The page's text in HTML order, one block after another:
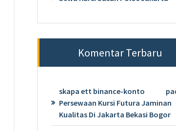
Komentar Terbaru
skapa ett binance-konto
Persewaan Kursi Futura Jaminan
Kualitas Di Jakarta Bekasi Bogor